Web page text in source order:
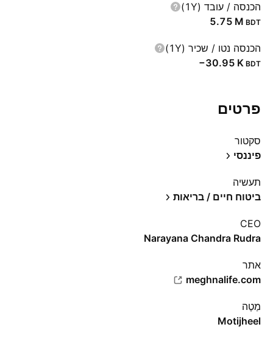
הכנסה / עובד (1Y)
‪5.75 M‬ BDT
הכנסה נטו / שכיר (1Y)
‪−30.95 K‬ BDT
פרטים
סקטור
פיננסי
תעשיה
ביטוח חיים / בריאות
CEO
Narayana Chandra Rudra
אתר‏
meghnalife.com
מַטֶה
Motijheel